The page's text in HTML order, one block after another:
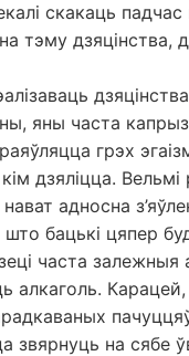
скакаць
тэму дзяцінства,
яны часта
грэх
дзяліцца.
адносна
бацькі цяпер
часта залежныя
алкаголь.
на сябе